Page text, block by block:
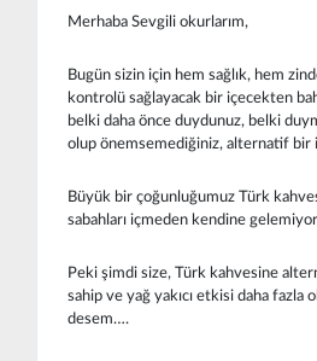
Merhaba Sevgili okurlarım,
Bugün sizin için hem sağlık, hem
kontrolü sağlayacak bir içecekten
belki daha önce duydunuz, belki
olup önemsemediğiniz, alternatif bir
Büyük bir çoğunluğumuz Türk
sabahları içmeden kendine
Peki şimdi size, Türk kahvesine
sahip ve yağ yakıcı etkisi daha fazla
desem….